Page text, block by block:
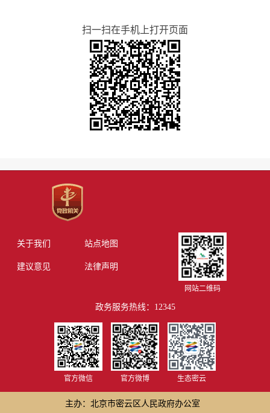
扫一扫在手机上打开页面
关于我们 站点地图
建议意见 法律声明
网站二维码
政务服务热线：12345
官方微信 官方微博 生态密云
主办：北京市密云区人民政府办公室